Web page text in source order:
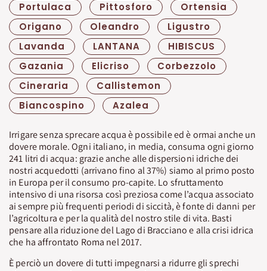
Portulaca
Pittosforo
Ortensia
Origano
Oleandro
Ligustro
Lavanda
LANTANA
HIBISCUS
Gazania
Elicriso
Corbezzolo
Cineraria
Callistemon
Biancospino
Azalea
Irrigare senza sprecare acqua è possibile ed è ormai anche un
dovere morale. Ogni italiano, in media, consuma ogni giorno
241 litri di acqua: grazie anche alle dispersioni idriche dei
nostri acquedotti (arrivano fino al 37%) siamo al primo posto
in Europa per il consumo pro-capite. Lo sfruttamento
intensivo di una risorsa così preziosa come l’acqua associato
ai sempre più frequenti periodi di siccità, è fonte di danni per
l’agricoltura e per la qualità del nostro stile di vita. Basti
pensare alla riduzione del Lago di Bracciano e alla crisi idrica
che ha affrontato Roma nel 2017.
È perciò un dovere di tutti impegnarsi a ridurre gli sprechi